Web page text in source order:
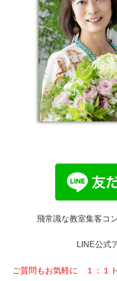
飛常識な教室集客コ
LINE公式
ご質問もお気軽に １：１